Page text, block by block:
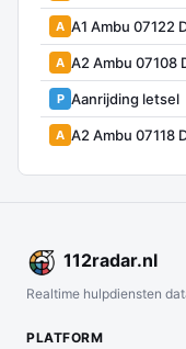
A A1 Ambu 07122
A A2 Ambu 07108
P Aanrijding letsel
A A2 Ambu 07118
112radar.nl
Realtime hulpdiensten
PLATFORM